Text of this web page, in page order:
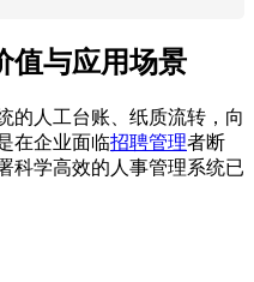
值与应用场景
的人工台账、纸质流转，向
在企业面临招聘管理者断
科学高效的人事管理系统已